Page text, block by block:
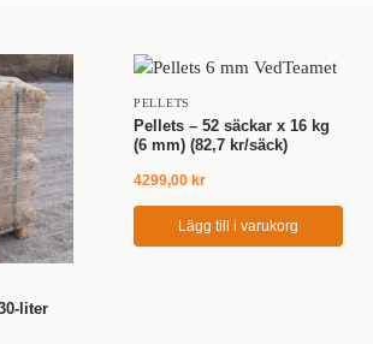
liter
PELLETS
Pellets – 52 säckar x 16 kg
(6 mm) (82,7 kr/säck)
4299,00 kr
Lägg till i varukorg